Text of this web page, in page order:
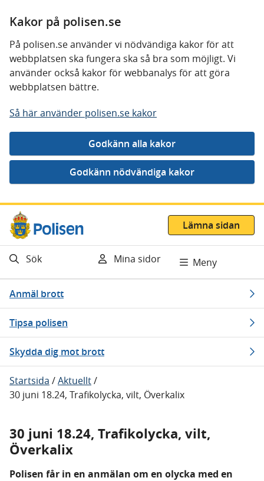
Kakor på polisen.se
På polisen.se använder vi nödvändiga kakor för att
webbplatsen ska fungera ska så bra som möjligt. Vi
använder också kakor för webbanalys för att göra
webbplatsen bättre.
Så här använder polisen.se kakor
Gå direkt till innehåll
Lämna sidan
Sök Mina sidor Meny
Anmäl brott
Tipsa polisen
Skydda dig mot brott
Startsida /Aktuellt/
30 juni 18.24, Trafikolycka, vilt, Överkalix
30 juni 18.24, Trafikolycka, vilt,
Överkalix
Polisen får in en anmälan om en olycka med en